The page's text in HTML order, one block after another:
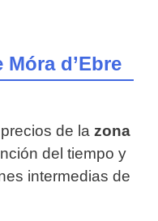
d’Ebre
de la zona
del tiempo y
intermedias de